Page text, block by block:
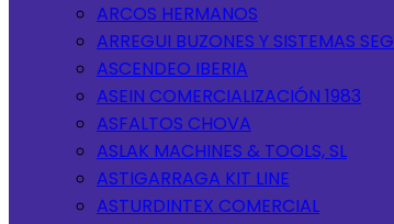
ARCOS HERMANOS
ARREGUI BUZONES Y SISTEMAS SEG
ASCENDEO IBERIA
ASEIN COMERCIALIZACIÓN 1983
ASFALTOS CHOVA
ASLAK MACHINES & TOOLS, SL
ASTIGARRAGA KIT LINE
ASTURDINTEX COMERCIAL